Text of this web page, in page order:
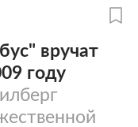
вручат
году